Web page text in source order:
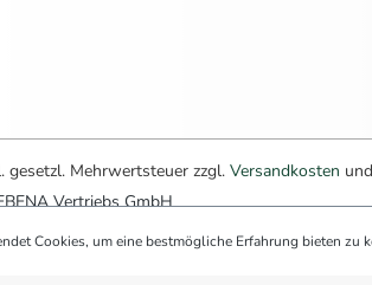
gesetzl. Mehrwertsteuer zzgl. Versandkosten
Vertriebs GmbH
Cookies, um eine bestmögliche Erfahrung bieten zu